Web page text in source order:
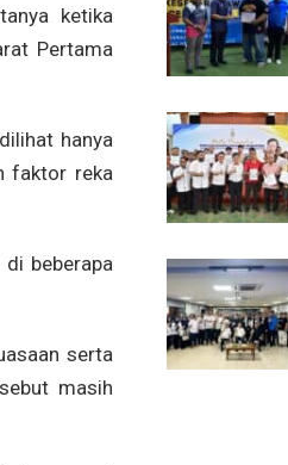
ketika
Pertama
hanya
faktor reka
beberapa
serta
masih